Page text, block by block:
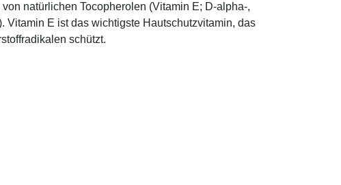
natürlichen Tocopherolen (Vitamin E; D-alpha-,
Vitamin E ist das wichtigste Hautschutzvitamin, das
schützt.